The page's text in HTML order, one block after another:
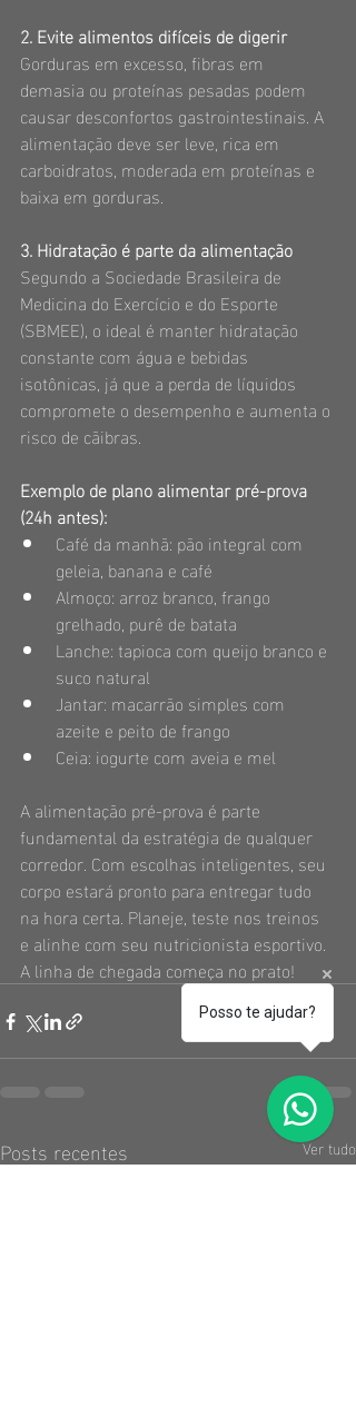
2. Evite alimentos difíceis de digerir
Gorduras em excesso, fibras em
demasia ou proteínas pesadas podem
causar desconfortos gastrointestinais. A
alimentação deve ser leve, rica em
carboidratos, moderada em proteínas e
baixa em gorduras.
3. Hidratação é parte da alimentação
Segundo a Sociedade Brasileira de
Medicina do Exercício e do Esporte
(SBMEE), o ideal é manter hidratação
constante com água e bebidas
isotônicas, já que a perda de líquidos
compromete o desempenho e aumenta o
risco de cãibras.
Exemplo de plano alimentar pré-prova
(24h antes):
Café da manhã: pão integral com
geleia, banana e café
Almoço: arroz branco, frango
grelhado, purê de batata
Lanche: tapioca com queijo branco e
suco natural
Jantar: macarrão simples com
azeite e peito de frango
Ceia: iogurte com aveia e mel
A alimentação pré-prova é parte
fundamental da estratégia de qualquer
corredor. Com escolhas inteligentes, seu
corpo estará pronto para entregar tudo
na hora certa. Planeje, teste nos treinos
e alinhe com seu nutricionista esportivo.
A linha de chegada começa no prato!
Posts recentes Ver tudo
Posso te ajudar?